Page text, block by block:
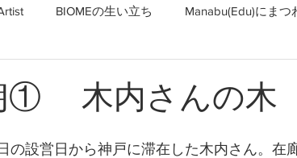
BIOMEの生い立ち Manabu(Edu)にまつ
たからものforおくりもの2024 たからもの
① 木内さんの木
の設営日から神戸に滞在した木内さん。在